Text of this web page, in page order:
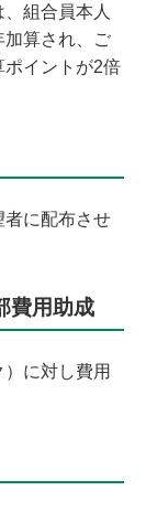
組合員本人
加算され、ご
ポイントが2倍
者に配布させ
費用助成
）に対し費用